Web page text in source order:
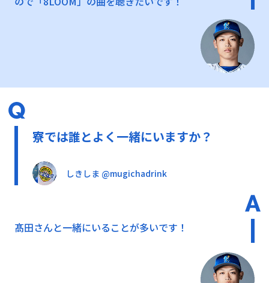
寮では誰とよく一緒にいますか？
しきしま @mugichadrink
髙田さんと一緒にいることが多いです！